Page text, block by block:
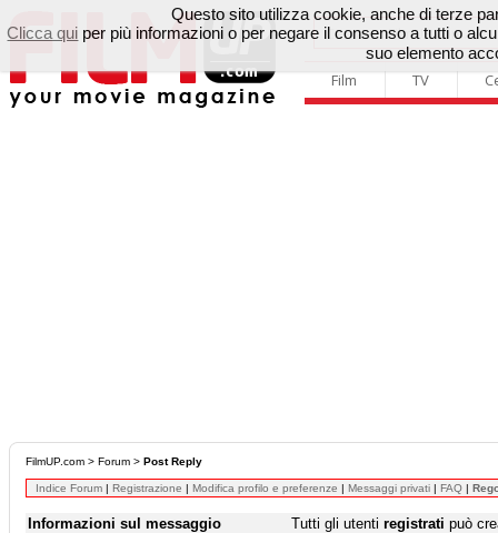
Film TV
FilmUP.com > Forum > Post Reply
Indice Forum | Registrazione | Modifica profilo e preferenze | Messaggi privati | FAQ |
Informazioni sul messaggio Tutti gli utenti registrati può
Questo sito utilizza cookie, anche di terze
Clicca qui per più informazioni o per negare il consenso a tutti o
suo elemento